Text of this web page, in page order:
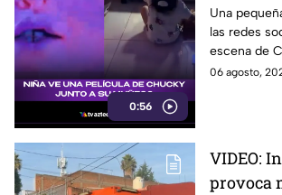
0:56
muñeco
viral
Una
las redes
escena de
veía la
06 agosto,
VIDEO:
provoca